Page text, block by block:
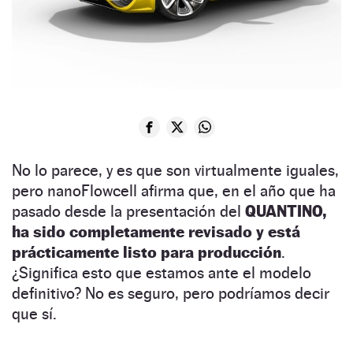
No lo parece, y es que son virtualmente iguales,
pero nanoFlowcell afirma que, en el año que ha
pasado desde la presentación del QUANTINO,
ha sido completamente revisado y está
prácticamente listo para producción.
¿Significa esto que estamos ante el modelo
definitivo? No es seguro, pero podríamos decir
que sí.